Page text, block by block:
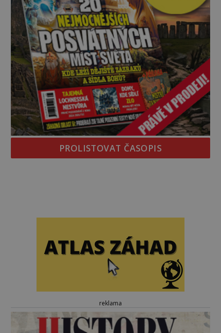
PROLISTOVAT ČASOPIS
reklama